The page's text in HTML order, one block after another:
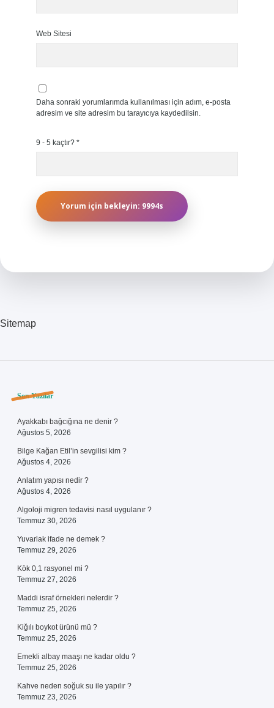
Web Sitesi
Daha sonraki yorumlarımda kullanılması için adım, e-posta
adresim ve site adresim bu tarayıcıya kaydedilsin.
9 - 5 kaçtır? *
Sitemap
Sidebar
Son Yazılar
Ayakkabı bağcığına ne denir ?
Ağustos 5, 2026
Bilge Kağan Etil’in sevgilisi kim ?
Ağustos 4, 2026
Anlatım yapısı nedir ?
Ağustos 4, 2026
Algoloji migren tedavisi nasıl uygulanır ?
Temmuz 30, 2026
Yuvarlak ifade ne demek ?
Temmuz 29, 2026
Kök 0,1 rasyonel mi ?
Temmuz 27, 2026
Maddi israf örnekleri nelerdir ?
Temmuz 25, 2026
Kiğılı boykot ürünü mü ?
Temmuz 25, 2026
Emekli albay maaşı ne kadar oldu ?
Temmuz 25, 2026
Kahve neden soğuk su ile yapılır ?
Temmuz 23, 2026